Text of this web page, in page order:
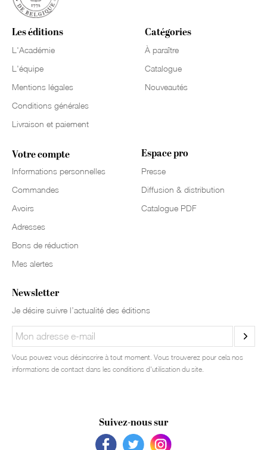
Les éditions
L'Académie
L'équipe
Mentions légales
Conditions générales
Livraison et paiement
Catégories
À paraître
Catalogue
Nouveautés
Votre compte
Informations personnelles
Commandes
Avoirs
Adresses
Bons de réduction
Mes alertes
Espace pro
Presse
Diffusion & distribution
Catalogue PDF
Newsletter
Je désire suivre l’actualité des éditions
Vous pouvez vous désinscrire à tout moment. Vous trouverez pour cela nos
informations de contact dans les conditions d'utilisation du site.
Suivez-nous sur